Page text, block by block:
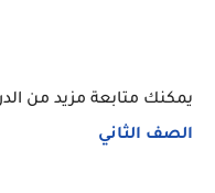
يمكنك متابعة مزيد من
الصف الثاني